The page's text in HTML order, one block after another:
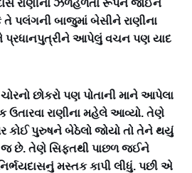
રાણીના ઝળહળતા રૂપને જોઈને
પલંગની બાજુમાં બેસીને રાણીના
પ્રધાનપુત્રીને આપેલું વચન પણ યાદ
છોકરો પણ પોતાની માને આપેલા
રાણીના મહેલે આવ્યો. તેણે
કોઈ પુરુષને બેઠેલો જોયો તો તેને થયું
છે. તેણે સિફતથી પાછળ જઈને
મસ્તક કાપી લીધું. પછી એ